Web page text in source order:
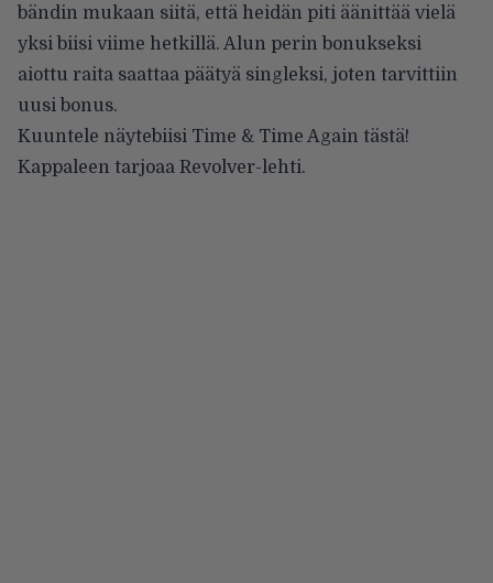
bändin mukaan siitä, että heidän piti äänittää vielä
yksi biisi viime hetkillä. Alun perin bonukseksi
aiottu raita saattaa päätyä singleksi, joten tarvittiin
uusi bonus.
Kuuntele näytebiisi Time & Time Again tästä!
Kappaleen tarjoaa Revolver-lehti.